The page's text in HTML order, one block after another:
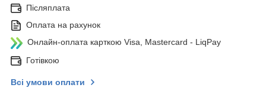
Післяплата
Оплата на рахунок
Онлайн-оплата карткою Visa, Mastercard - LiqPay
Готівкою
Всі умови оплати